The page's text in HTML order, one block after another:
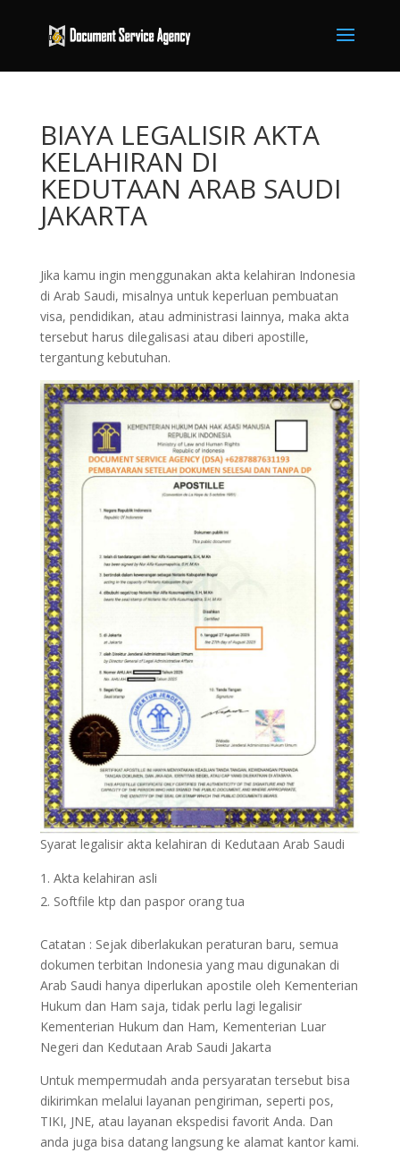
BIAYA LEGALISIR AKTA
KELAHIRAN DI
KEDUTAAN ARAB SAUDI
JAKARTA
Jika kamu ingin menggunakan akta kelahiran Indonesia
di Arab Saudi, misalnya untuk keperluan pembuatan
visa, pendidikan, atau administrasi lainnya, maka akta
tersebut harus dilegalisasi atau diberi apostille,
tergantung kebutuhan.
Syarat legalisir akta kelahiran di Kedutaan Arab Saudi
Akta kelahiran asli
Softfile ktp dan paspor orang tua
Catatan : Sejak diberlakukan peraturan baru, semua
dokumen terbitan Indonesia yang mau digunakan di
Arab Saudi hanya diperlukan apostile oleh Kementerian
Hukum dan Ham saja, tidak perlu lagi legalisir
Kementerian Hukum dan Ham, Kementerian Luar
Negeri dan Kedutaan Arab Saudi Jakarta
Untuk mempermudah anda persyaratan tersebut bisa
dikirimkan melalui layanan pengiriman, seperti pos,
TIKI, JNE, atau layanan ekspedisi favorit Anda. Dan
anda juga bisa datang langsung ke alamat kantor kami.